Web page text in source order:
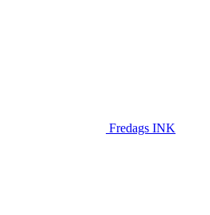
Fredags INK